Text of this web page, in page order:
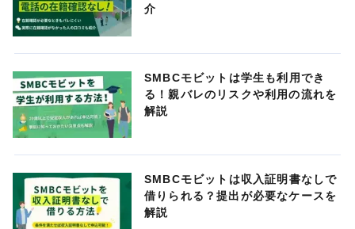
介
SMBCモビットは学生も利用でき
る！親バレのリスクや利用の流れを
解説
SMBCモビットは収入証明書なしで
借りられる？提出が必要なケースを
解説